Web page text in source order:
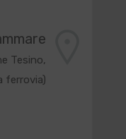
Tesino,
ferrovia)